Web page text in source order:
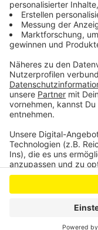
Anzeige
Flüchtlinge
Anzeige